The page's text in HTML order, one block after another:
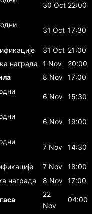
30 Oct 22:00
31 Oct 17:30
31 Oct 21:00
награда 1 Nov
20:00
8 Nov 17:00
6 Nov 15:30
6 Nov 19:00
7 Nov 14:30
7 Nov
18:00
награда 8 Nov 17:00
22
Nov
04:00